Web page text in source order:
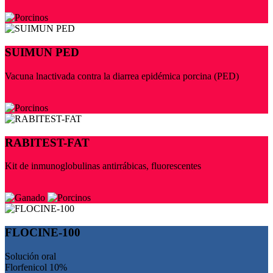
SUIMUN PED
Vacuna lnactivada contra la diarrea epidémica porcina (PED)
RABITEST-FAT
Kit de inmunoglobulinas antirrábicas, fluorescentes
FLOCINE-100
Solución oral
Florfenicol 10%